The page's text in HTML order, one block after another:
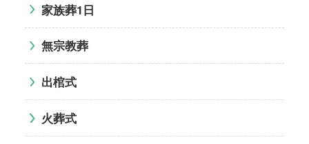
家族葬1日
無宗教葬
出棺式
火葬式